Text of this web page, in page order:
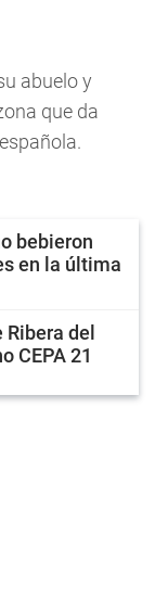
abuelo y
que da
bebieron
en la última
Ribera del
CEPA 21